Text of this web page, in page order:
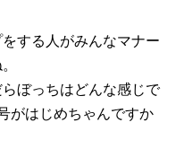
する人がみんなマナー
ぼっちはどんな感じで
がはじめちゃんですか